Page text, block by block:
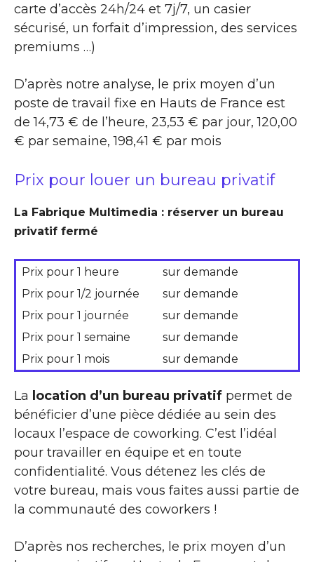
carte d’accès 24h/24 et 7j/7, un casier
sécurisé, un forfait d’impression, des services
premiums …)
D’après notre analyse, le prix moyen d’un
poste de travail fixe en Hauts de France est
de 14,73 € de l’heure, 23,53 € par jour, 120,00
€ par semaine, 198,41 € par mois
Prix pour louer un bureau privatif
La Fabrique Multimedia : réserver un bureau
privatif fermé
Prix pour 1 heure
sur demande
Prix pour 1/2 journée
sur demande
Prix pour 1 journée
sur demande
Prix pour 1 semaine
sur demande
Prix pour 1 mois
sur demande
La location d’un bureau privatif permet de
bénéficier d’une pièce dédiée au sein des
locaux l’espace de coworking. C’est l’idéal
pour travailler en équipe et en toute
confidentialité. Vous détenez les clés de
votre bureau, mais vous faites aussi partie de
la communauté des coworkers !
D’après nos recherches, le prix moyen d’un